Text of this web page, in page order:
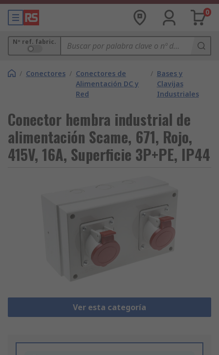
0
Nº ref. fabric.
/ Conectores / Conectores de
Alimentación DC y
Red
/ Bases y
Clavijas
Industriales
Conector hembra industrial de
alimentación Scame, 671, Rojo,
415V, 16A, Superficie 3P+PE, IP44
Ver esta categoría